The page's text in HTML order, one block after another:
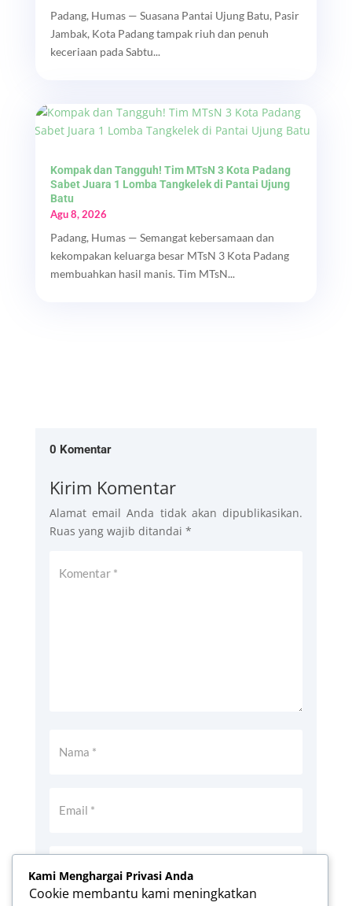
Padang, Humas — Suasana Pantai Ujung Batu, Pasir
Jambak, Kota Padang tampak riuh dan penuh
keceriaan pada Sabtu...
Kompak dan Tangguh! Tim MTsN 3 Kota Padang
Sabet Juara 1 Lomba Tangkelek di Pantai Ujung
Batu
Agu 8, 2026
Padang, Humas — Semangat kebersamaan dan
kekompakan keluarga besar MTsN 3 Kota Padang
membuahkan hasil manis. Tim MTsN...
0 Komentar
Kirim Komentar
Alamat email Anda tidak akan dipublikasikan.
Ruas yang wajib ditandai *
Kami Menghargai Privasi Anda
Cookie membantu kami meningkatkan